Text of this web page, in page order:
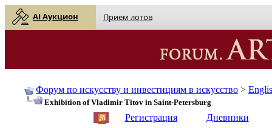
AI Аукцион Прием лотов
Форум по искусству и инвестициям в искусство >
Exhibition of Vladimir Titov in Saint-Petersburg
Регистрация Дневники